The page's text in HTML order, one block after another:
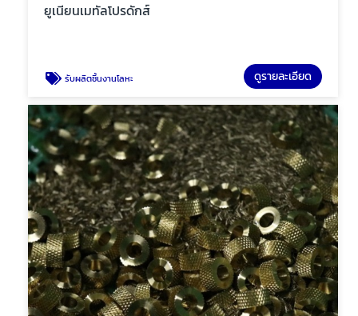
ยูเนียนเมทัลโปรดักส์
รับผลิตชิ้นงานโลหะ ดูรายละเอียด